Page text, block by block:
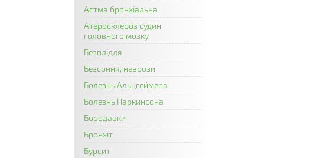
Астма бронхіальна
Атеросклероз судин
головного мозку
Безпліддя
Безсоння, неврози
Болезнь Альцгеймера
Болезнь Паркинсона
Бородавки
Бронхіт
Бурсит